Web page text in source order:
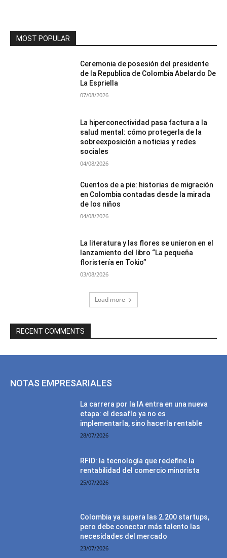
MOST POPULAR
Ceremonia de posesión del presidente
de la Republica de Colombia Abelardo De
La Espriella
07/08/2026
La hiperconectividad pasa factura a la
salud mental: cómo protegerla de la
sobreexposición a noticias y redes
sociales
04/08/2026
Cuentos de a pie: historias de migración
en Colombia contadas desde la mirada
de los niños
04/08/2026
La literatura y las flores se unieron en el
lanzamiento del libro “La pequeña
floristería en Tokio”
03/08/2026
Load more
RECENT COMMENTS
NOTAS EMPRESARIALES
La carrera por la IA entra en una nueva
etapa: el desafío ya no es
implementarla, sino hacerla rentable
28/07/2026
RFID: la tecnología que redefine la
rentabilidad del comercio minorista
25/07/2026
Colombia ya supera las 2.200 startups,
pero debe conectar más talento las
necesidades del mercado
23/07/2026